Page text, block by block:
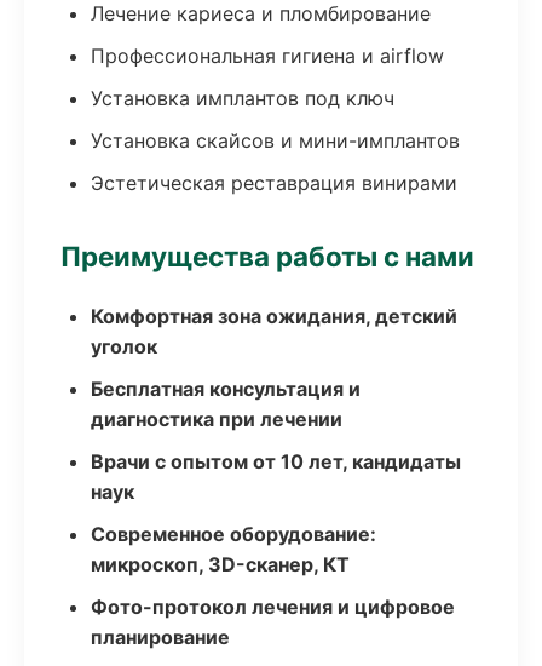
Лечение кариеса и пломбирование
Профессиональная гигиена и airflow
Установка имплантов под ключ
Установка скайсов и мини-имплантов
Эстетическая реставрация винирами
Преимущества работы с нами
Комфортная зона ожидания, детский
уголок
Бесплатная консультация и
диагностика при лечении
Врачи с опытом от 10 лет, кандидаты
наук
Современное оборудование:
микроскоп, 3D-сканер, КТ
Фото-протокол лечения и цифровое
планирование